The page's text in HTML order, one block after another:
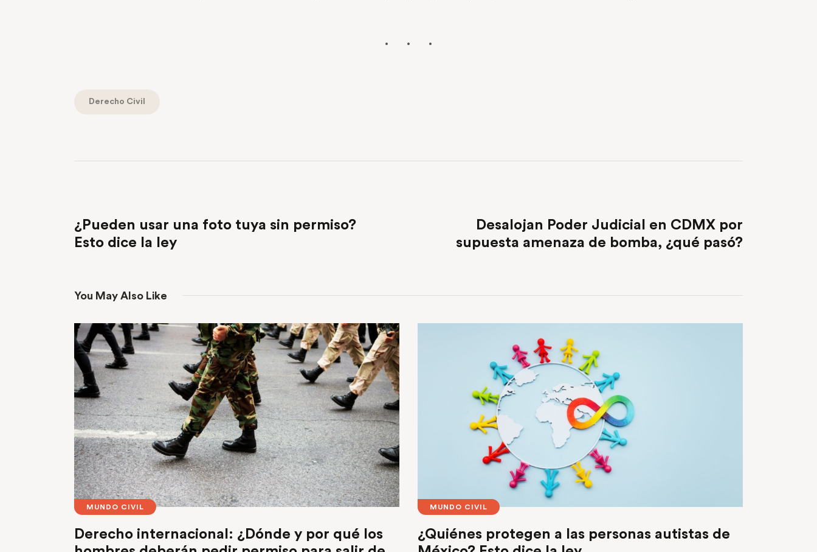
Derecho Civil
¿Pueden usar una foto tuya sin permiso?
Esto dice la ley
Desalojan Poder Judicial en CDMX por
supuesta amenaza de bomba, ¿qué pasó?
You May Also Like
MUNDO CIVIL
Derecho internacional: ¿Dónde y por qué los
MUNDO CIVIL
¿Quiénes protegen a las personas autistas de